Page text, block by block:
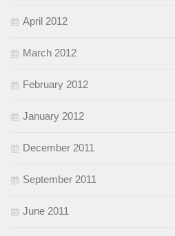
April 2012
March 2012
February 2012
January 2012
December 2011
September 2011
June 2011